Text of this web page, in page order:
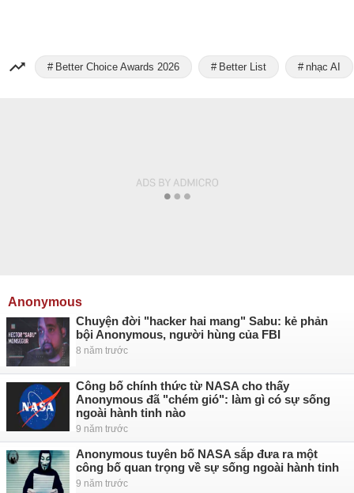
Better Choice Awards 2026 Better List nhạc AI
Anonymous
Chuyện đời "hacker hai mang" Sabu: kẻ phản
bội Anonymous, người hùng của FBI
8 năm trước
Công bố chính thức từ NASA cho thấy
Anonymous đã "chém gió": làm gì có sự sống
ngoài hành tinh nào
9 năm trước
Anonymous tuyên bố NASA sắp đưa ra một
công bố quan trọng về sự sống ngoài hành tinh
9 năm trước